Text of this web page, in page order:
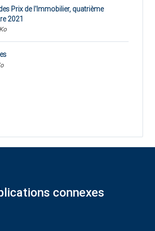
Prix de l'Immobilier, quatrième
2021
connexes